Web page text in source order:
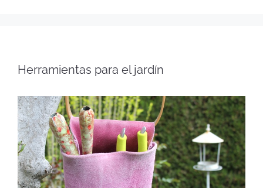
Herramientas para el jardín